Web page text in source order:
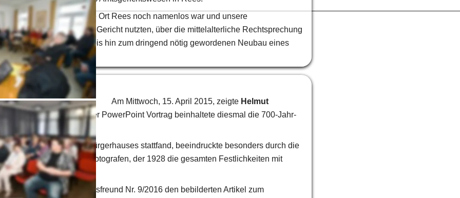
die Zeit, als der heutige Ort Rees noch namenlos war und unsere
noch das Thing als Gericht nutzten, über die mittelalterliche Rechtsprechung
auf dem Reeser Markt bis hin zum dringend nötig gewordenen Neubau eines
im Jahre 1909.
Am Mittwoch, 15. April 2015, zeigte Helmut
Reeser Ansichten“. Der PowerPoint Vortrag beinhaltete diesmal die 700-Jahr-
im Jahre 1928.
Saal des Reeser Bürgerhauses stattfand, beeindruckte besonders durch die
eines Kölner Fotografen, der 1928 die gesamten Festlichkeiten mit
es im Reeser Geschichtsfreund Nr. 9/2016 den bebilderten Artikel zum